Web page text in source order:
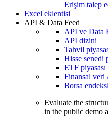
Erişim talep
Excel eklentisi
API & Data Feed
API ve Data
API dizini
Tahvil
Hisse senedi
ETF
Finansal veri
Borsa
Evaluate the
in the public demo